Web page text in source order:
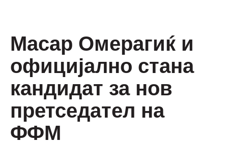
Масар Омерагиќ и
официјално стана
кандидат за нов
претседател на
ФФМ